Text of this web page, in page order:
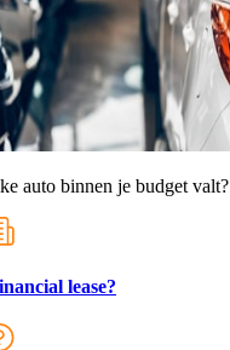
auto binnen je budget valt?
lease?